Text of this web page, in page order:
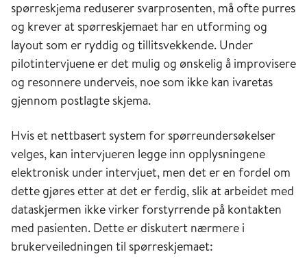
spørreskjema reduserer svarprosenten, må ofte purres
og krever at spørreskjemaet har en utforming og
layout som er ryddig og tillitsvekkende. Under
pilotintervjuene er det mulig og ønskelig å improvisere
og resonnere underveis, noe som ikke kan ivaretas
gjennom postlagte skjema.
Hvis et nettbasert system for spørreundersøkelser
velges, kan intervjueren legge inn opplysningene
elektronisk under intervjuet, men det er en fordel om
dette gjøres etter at det er ferdig, slik at arbeidet med
dataskjermen ikke virker forstyrrende på kontakten
med pasienten. Dette er diskutert nærmere i
brukerveiledningen til spørreskjemaet: